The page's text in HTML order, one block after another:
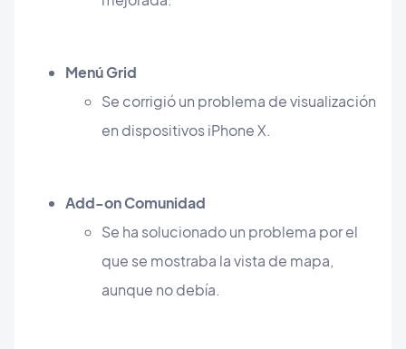
Menú Grid
Se corrigió un problema de visualización
en dispositivos iPhone X.
Add-on Comunidad
Se ha solucionado un problema por el
que se mostraba la vista de mapa,
aunque no debía.